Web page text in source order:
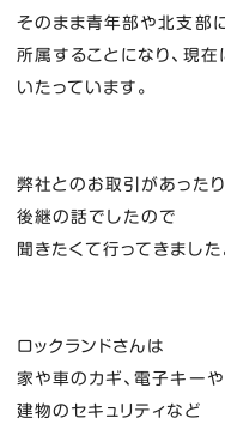
そのまま青年部や北支部
所属することになり、現在
いたっています。
弊社とのお取引があったり
後継の話でしたので
聞きたくて行ってきました
ロックランドさんは
家や車のカギ、電子キーや
建物のセキュリティなど